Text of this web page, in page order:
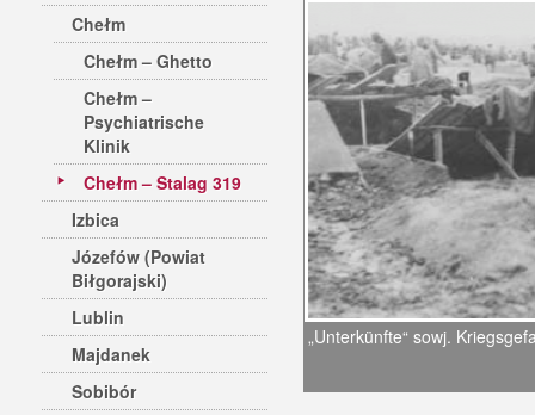
Chełm
Chełm – Ghetto
Chełm –
Psychiatrische
Klinik
Chełm – Stalag 319
Izbica
Józefów (Powiat
Biłgorajski)
Lublin
Majdanek
Sobibór
„Unterkünfte“ sowj.